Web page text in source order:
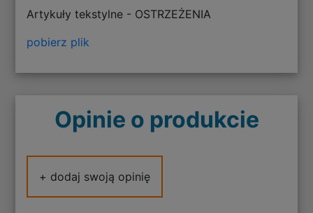
Artykuły tekstylne - OSTRZEŻENIA
pobierz plik
Opinie o produkcie
+ dodaj swoją opinię